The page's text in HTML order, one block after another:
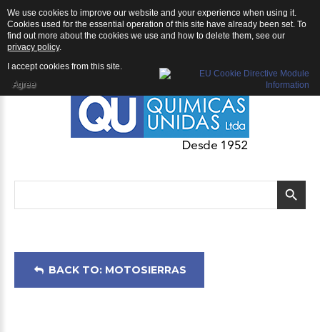
BACK TO: MOTOSIERRAS
We use cookies to improve our website and your experience when using it.
Cookies used for the essential operation of this site have already been set. To
find out more about the cookies we use and how to delete them, see our
privacy policy.
I accept cookies from this site.
Agree
Motosierras: Motosierra ECHO CS-510